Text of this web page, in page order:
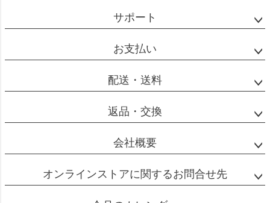
ップ
サポート
お支払い
配送・送料
返品・交換
会社概要
オンラインストアに関するお問合せ先